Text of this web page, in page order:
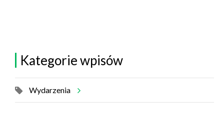
Kategorie wpisów
Wydarzenia